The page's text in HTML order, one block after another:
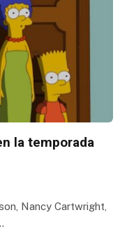
la temporada
Nancy Cartwright,